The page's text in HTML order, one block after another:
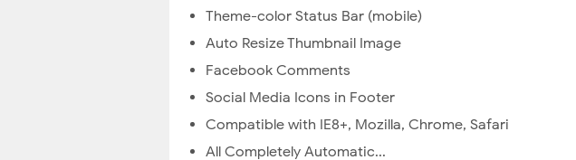
Theme-color Status Bar (mobile)
Auto Resize Thumbnail Image
Facebook Comments
Social Media Icons in Footer
Compatible with IE8+, Mozilla, Chrome, Safari
All Completely Automatic...